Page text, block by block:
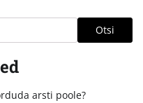
Otsi
arsti poole?